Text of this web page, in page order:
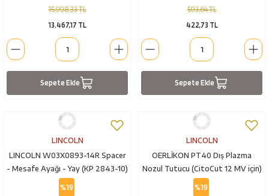
15.998,33 TL
13.467,17 TL
Sepete Ekle
593,64 TL
422,73 TL
Sepete Ekle
LINCOLN
LINCOLN W03X0893-14R Spacer
- Mesafe Ayağı - Yay (KP 2843-10)
%19
LINCOLN
OERLİKON PT40 Dış Plazma
Nozul Tutucu (CitoCut 12 MV için)
%19